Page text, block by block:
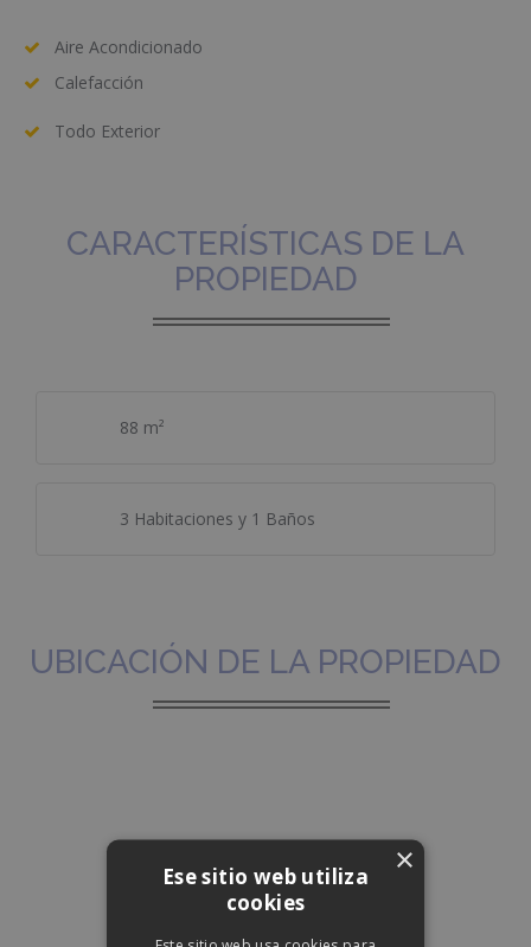
Aire Acondicionado
Calefacción
Todo Exterior
CARACTERÍSTICAS DE LA
PROPIEDAD
88 m²
3 Habitaciones y 1 Baños
UBICACIÓN DE LA PROPIEDAD
×
Ese sitio web utiliza
cookies